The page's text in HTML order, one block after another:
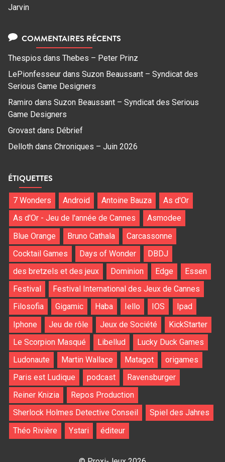
Jarvin
COMMENTAIRES RÉCENTS
Thespios dans Thebes – Peter Prinz
LePionfesseur dans Suzon Beaussant – Syndicat des
Serious Game Designers
Ramiro dans Suzon Beaussant – Syndicat des Serious
Game Designers
Grovast dans Débrief
Delloth dans Chroniques – Juin 2026
ÉTIQUETTES
7 Wonders Android Antoine Bauza
As d'Or
As d'Or - Jeu de l'année de Cannes
Asmodee
Blue Orange
Bruno Cathala
Carcassonne
Cocktail Games
Days of Wonder
DBDJ
des bretzels et des jeux
Dominion Edge
Essen
Festival
Festival International des Jeux de Cannes
Filosofia
Gigamic Haba Iello IOS
Ipad
Iphone
Jeu de rôle Jeux de Société
KickStarter
Le Scorpion Masqué
Libellud
Lucky Duck Games
Ludonaute
Martin Wallace Matagot
origames
Paris est Ludique
podcast
Ravensburger
Reiner Knizia
Repos Production
Sherlock Holmes Detective Conseil
Spiel des Jahres
Théo Rivière
Ystari éditeur